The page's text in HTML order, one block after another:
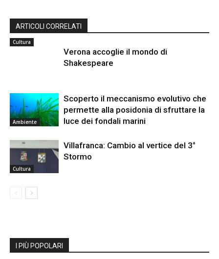
ARTICOLI CORRELATI
Cultura
Verona accoglie il mondo di
Shakespeare
Ambiente
Scoperto il meccanismo evolutivo che
permette alla posidonia di sfruttare la
luce dei fondali marini
Cultura
Villafranca: Cambio al vertice del 3°
Stormo
I PIÙ POPOLARI